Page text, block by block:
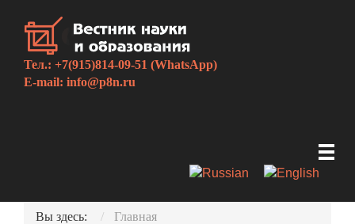
Тел.: +7(915)814-09-51 (WhatsApp)
E-mail: info@p8n.ru
Вы здесь: Главная